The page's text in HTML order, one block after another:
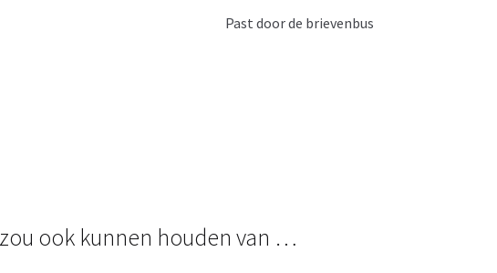
Past door de brievenbus
ook kunnen houden van …